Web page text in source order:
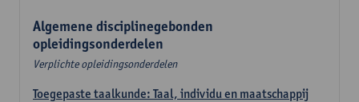
Algemene disciplinegebonden
opleidingsonderdelen
Verplichte opleidingsonderdelen
Toegepaste taalkunde: Taal, individu en maatschappij